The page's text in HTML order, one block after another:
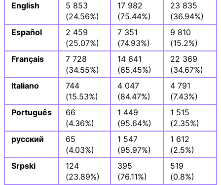
English
5 853
(24.56%)
17 982
(75.44%)
23 835
(36.94%)
Español
2 459
(25.07%)
7 351
(74.93%)
9 810
(15.2%)
Français
7 728
(34.55%)
14 641
(65.45%)
22 369
(34.67%)
Italiano
744
(15.53%)
4 047
(84.47%)
4 791
(7.43%)
Português
66
(4.36%)
1 449
(95.64%)
1 515
(2.35%)
русский
65
(4.03%)
1 547
(95.97%)
1 612
(2.5%)
Srpski
124
(23.89%)
395
(76.11%)
519
(0.8%)